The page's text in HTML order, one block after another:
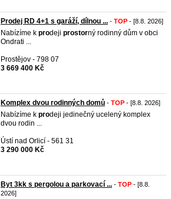
Prodej RD 4+1 s garáží, dílnou ... - TOP - [8.8. 2026]
Nabízíme k prodeji prostorný rodinný dům v obci
Ondrati ...
Prostějov - 798 07
3 669 400 Kč
Komplex dvou rodinných domů - TOP - [8.8. 2026]
Nabízíme k prodeji jedinečný ucelený komplex
dvou rodin ...
Ústí nad Orlicí - 561 31
3 290 000 Kč
Byt 3kk s pergolou a parkovací ... - TOP - [8.8.
2026]